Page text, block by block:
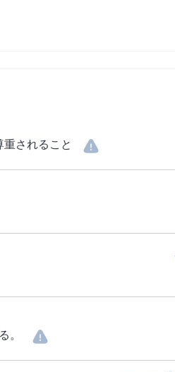
されること